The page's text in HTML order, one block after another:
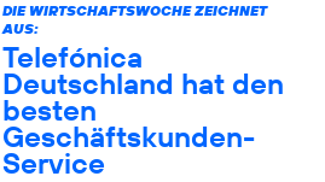
DIE WIRTSCHAFTSWOCHE ZEICHNET
AUS:
Telefónica
Deutschland hat den
besten
Geschäftskunden-
Service